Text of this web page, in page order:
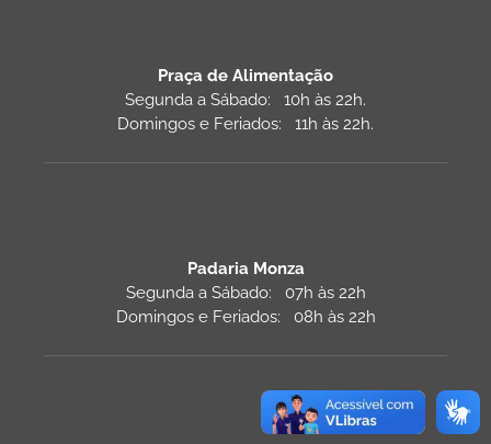
Praça de Alimentação
Segunda a Sábado: 10h às 22h.
Domingos e Feriados: 11h às 22h.
Padaria Monza
Segunda a Sábado: 07h às 22h
Domingos e Feriados: 08h às 22h